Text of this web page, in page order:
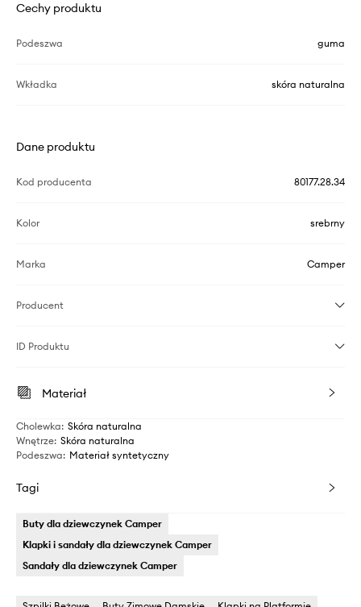
Cechy produktu
Podeszwa guma
Wkładka skóra naturalna
Dane produktu
Kod producenta 80177.28.34
Kolor srebrny
Marka Camper
Producent
ID Produktu
Materiał
Cholewka: Skóra naturalna
Wnętrze: Skóra naturalna
Podeszwa: Materiał syntetyczny
Tagi
Buty dla dziewczynek Camper
Klapki i sandały dla dziewczynek Camper
Sandały dla dziewczynek Camper